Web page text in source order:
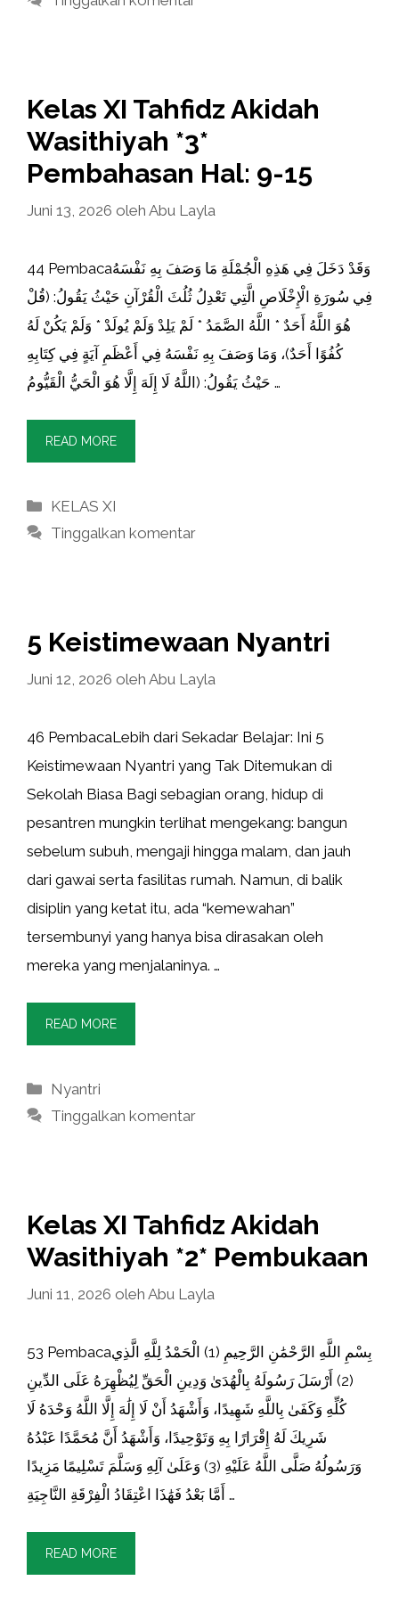
Kelas XI Tahfidz Akidah
Wasithiyah *3*
Pembahasan Hal: 9-15
Juni 13, 2026 oleh Abu Layla
44 Pembacaوَقَدْ دَخَلَ فِي هَذِهِ الْجُمْلَةِ مَا وَصَفَ بِهِ نَفْسَهُ
فِي سُورَةِ الْإِخْلَاصِ الَّتِي تَعْدِلُ ثُلُثَ الْقُرْآنِ حَيْثُ يَقُولُ: (قُلْ
هُوَ اللَّهُ أَحَدٌ * اللَّهُ الصَّمَدُ * لَمْ يَلِدْ وَلَمْ يُولَدْ * وَلَمْ يَكُنْ لَهُ
كُفُوًا أَحَدٌ)، وَمَا وَصَفَ بِهِ نَفْسَهُ فِي أَعْظَمِ آيَةٍ فِي كِتَابِهِ
حَيْثُ يَقُولُ: (اللَّهُ لَا إِلَهَ إِلَّا هُوَ الْحَيُّ الْقَيُّومُ …
READ MORE
Kategori
KELAS XI
Tinggalkan komentar
5 Keistimewaan Nyantri
Juni 12, 2026 oleh Abu Layla
46 PembacaLebih dari Sekadar Belajar: Ini 5
Keistimewaan Nyantri yang Tak Ditemukan di
Sekolah Biasa Bagi sebagian orang, hidup di
pesantren mungkin terlihat mengekang: bangun
sebelum subuh, mengaji hingga malam, dan jauh
dari gawai serta fasilitas rumah. Namun, di balik
disiplin yang ketat itu, ada “kemewahan”
tersembunyi yang hanya bisa dirasakan oleh
mereka yang menjalaninya. …
READ MORE
Kategori
Nyantri
Tinggalkan komentar
Kelas XI Tahfidz Akidah
Wasithiyah *2* Pembukaan
Juni 11, 2026 oleh Abu Layla
53 Pembacaبِسْمِ اللَّهِ الرَّحْمَٰنِ الرَّحِيمِ (1) الْحَمْدُ لِلَّهِ الَّذِي
(2) أَرْسَلَ رَسُولَهُ بِالْهُدَىٰ وَدِينِ الْحَقِّ لِيُظْهِرَهُ عَلَى الدِّينِ
كُلِّهِ وَكَفَىٰ بِاللَّهِ شَهِيدًا، وَأَشْهَدُ أَنْ لَا إِلَٰهَ إِلَّا اللَّهُ وَحْدَهُ لَا
شَرِيكَ لَهُ إِقْرَارًا بِهِ وَتَوْحِيدًا، وَأَشْهَدُ أَنَّ مُحَمَّدًا عَبْدُهُ
وَرَسُولُهُ صَلَّى اللَّهُ عَلَيْهِ (3) وَعَلَىٰ آلِهِ وَسَلَّمَ تَسْلِيمًا مَزِيدًا
أَمَّا بَعْدُ فَهَٰذَا اعْتِقَادُ الْفِرْقَةِ النَّاجِيَةِ …
READ MORE